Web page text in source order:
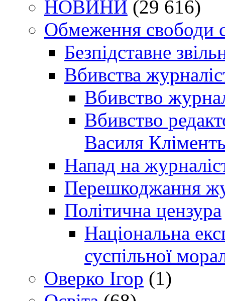
НОВИНИ (29 616)
Обмеження свободи
Безпідставне
Вбивства
Вбивство
Вбивство
Василя
Напад на
Перешкоджання
Політична цензура
Національна
суспільної
Оверко Ігор (1)